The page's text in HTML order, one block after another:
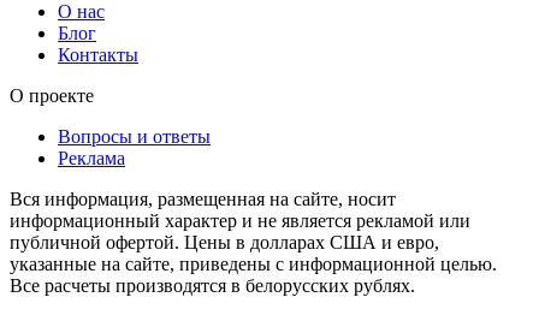
О нас
Блог
Контакты
О проекте
Вопросы и ответы
Реклама
Вся информация, размещенная на сайте, носит
информационный характер и не является рекламой или
публичной офертой. Цены в долларах США и евро,
указанные на сайте, приведены с информационной целью.
Все расчеты производятся в белорусских рублях.